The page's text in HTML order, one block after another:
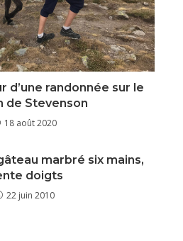
d’une randonnée sur le
de Stevenson
18 août 2020
marbré six mains,
doigts
22 juin 2010